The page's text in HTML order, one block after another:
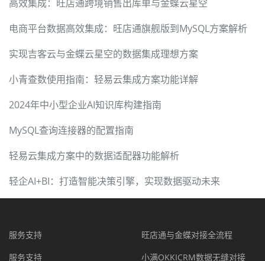
高效集成：旺店通跨境销售出库单与金蝶云星空
电商平台数据高效集成：旺店通旗舰版到MySQL方案解析
实现吉客云与金蝶云星空的数据集成理想方案
小青查数使用指南：轻易云集成方案功能详解
2024年中小型企业AI知识库构建指南
MySQL查询连接器的配置指南
轻易云集成方案中的数据适配器功能解析
轻企AI+BI：打造智能决策引擎，实现数据驱动未来
服务支持
服务支持
旺店通与金蝶对接全流程
小满OKKICRM数据无缝对接